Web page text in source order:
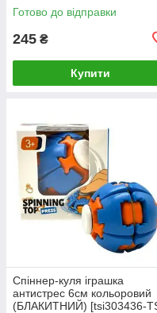
Готово до відправки
245 ₴
Купити
Спіннер-куля іграшка
антистрес 6см кольоровий
(БЛАКИТНИЙ) [tsi303436-